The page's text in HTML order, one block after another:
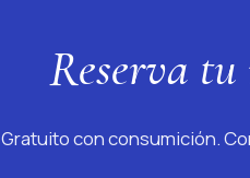
Reserva tu
Gratuito con consumición.